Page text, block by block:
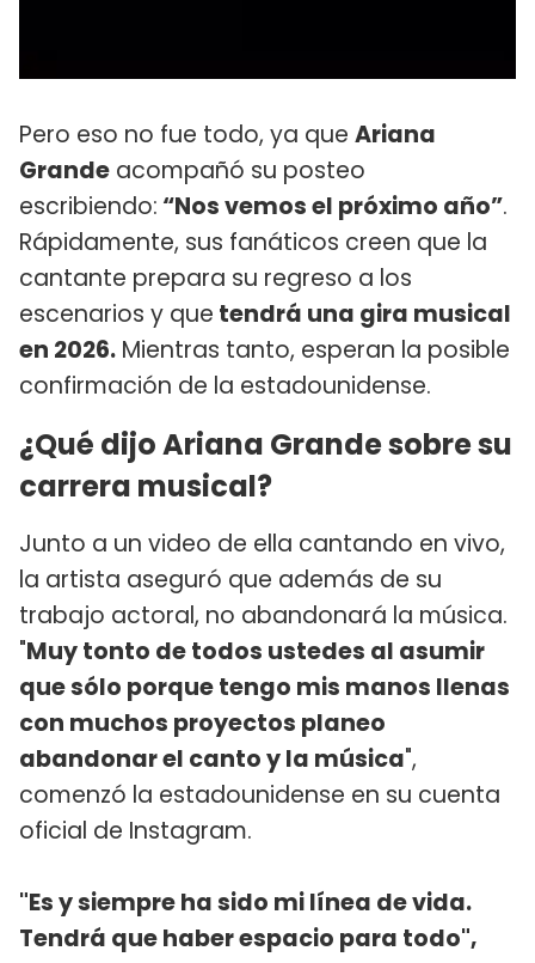
Pero eso no fue todo, ya que Ariana
Grande acompañó su posteo
escribiendo: “Nos vemos el próximo año”.
Rápidamente, sus fanáticos creen que la
cantante prepara su regreso a los
escenarios y que tendrá una gira musical
en 2026. Mientras tanto, esperan la posible
confirmación de la estadounidense.
¿Qué dijo Ariana Grande sobre su
carrera musical?
Junto a un video de ella cantando en vivo,
la artista aseguró que además de su
trabajo actoral, no abandonará la música.
"Muy tonto de todos ustedes al asumir
que sólo porque tengo mis manos llenas
con muchos proyectos planeo
abandonar el canto y la música",
comenzó la estadounidense en su cuenta
oficial de Instagram.
"Es y siempre ha sido mi línea de vida.
Tendrá que haber espacio para todo",